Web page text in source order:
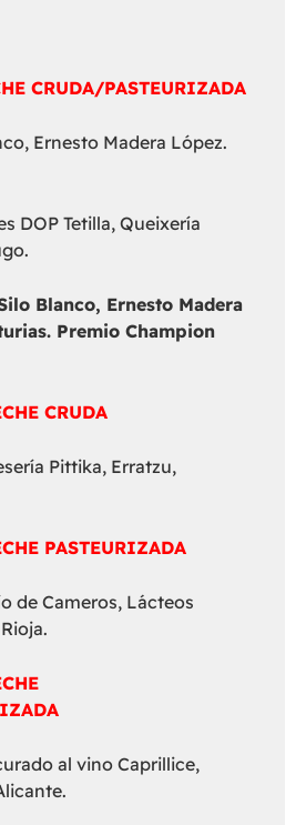
CRUDA/PASTEURIZADA
Ernesto Madera López.
DOP Tetilla, Queixería
Blanco, Ernesto Madera
Premio Champion
CRUDA
Pittika, Erratzu,
PASTEURIZADA
de Cameros, Lácteos
al vino Caprillice,